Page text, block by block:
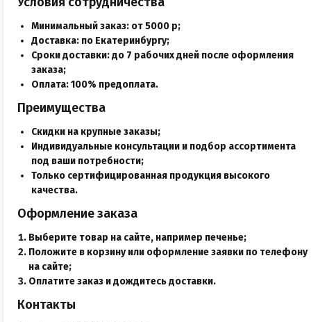
Минимальный заказ: от 5000 р;
Доставка: по Екатеринбургу;
Сроки доставки:до 7 рабочих дней после оформления
заказа;
Оплата:100% предоплата.
Преимущества
Скидки на крупные заказы;
Индивидуальные консультации и подбор ассортимента
под ваши потребности;
Только сертифицированная продукция высокого
качества.
Оформление заказа
Выберите товар на сайте, например печенье;
Положите в корзину или оформление заявки по телефону
на сайте;
Оплатите заказ и дождитесь доставки.
Контакты